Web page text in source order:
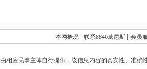
本网概况 联系8846威尼斯 会员
相应民事主体自行提供，该信息内容的真实性、准确